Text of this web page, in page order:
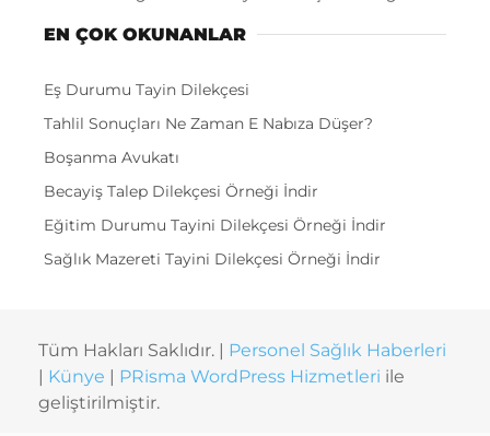
EN ÇOK OKUNANLAR
Eş Durumu Tayin Dilekçesi
Tahlil Sonuçları Ne Zaman E Nabıza Düşer?
Boşanma Avukatı
Becayiş Talep Dilekçesi Örneği İndir
Eğitim Durumu Tayini Dilekçesi Örneği İndir
Sağlık Mazereti Tayini Dilekçesi Örneği İndir
Tüm Hakları Saklıdır. | Personel Sağlık Haberleri
| Künye | PRisma WordPress Hizmetleri ile
geliştirilmiştir.